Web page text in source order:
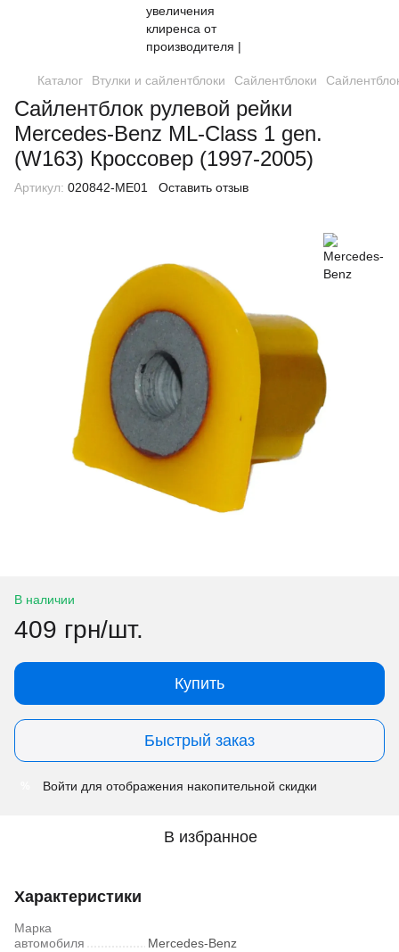
Каталог Втулки и сайлентблоки Сайлентблоки
Сайлентблок рулевой рейки
Mercedes-Benz ML-Class 1 gen.
(W163) Кроссовер (1997-2005)
Артикул: 020842-ME01 Оставить отзыв
В наличии
409 грн/шт.
Купить
Быстрый заказ
Войти для отображения накопительной скидки
В избранное
Характеристики
Марка
автомобиля
Mercedes-Benz